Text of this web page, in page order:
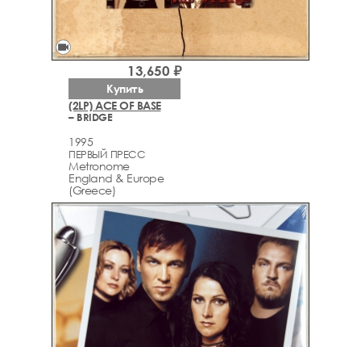
videocam
(2LP) ACE OF BASE
– BRIDGE
1995
ПЕРВЫЙ ПРЕСС
Metronome
England & Europe
(Greece)
13,650 ₽
Купить